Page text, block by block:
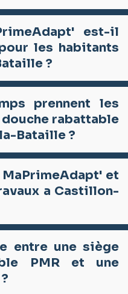
est-il
les habitants
?
prennent les
rabattable
Bataille ?
et
a Castillon-
entre une siège
PMR et une